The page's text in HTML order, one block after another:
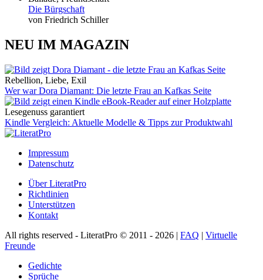
Die Bürgschaft
von Friedrich Schiller
NEU IM MAGAZIN
Rebellion, Liebe, Exil
Wer war Dora Diamant: Die letzte Frau an Kafkas Seite
Lesegenuss garantiert
Kindle Vergleich: Aktuelle Modelle & Tipps zur Produktwahl
Impressum
Datenschutz
Über LiteratPro
Richtlinien
Unterstützen
Kontakt
All rights reserved - LiteratPro © 2011 - 2026 | FAQ | Virtuelle
Freunde
Gedichte
Sprüche